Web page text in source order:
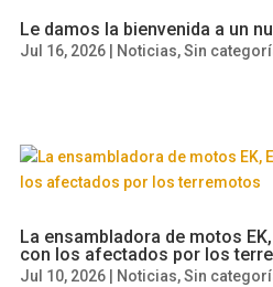
Le damos la bienvenida a un
Jul 16, 2026 Noticias,Sin
La ensambladora de motos
con los afectados por los
Jul 10, 2026 Noticias,Sin